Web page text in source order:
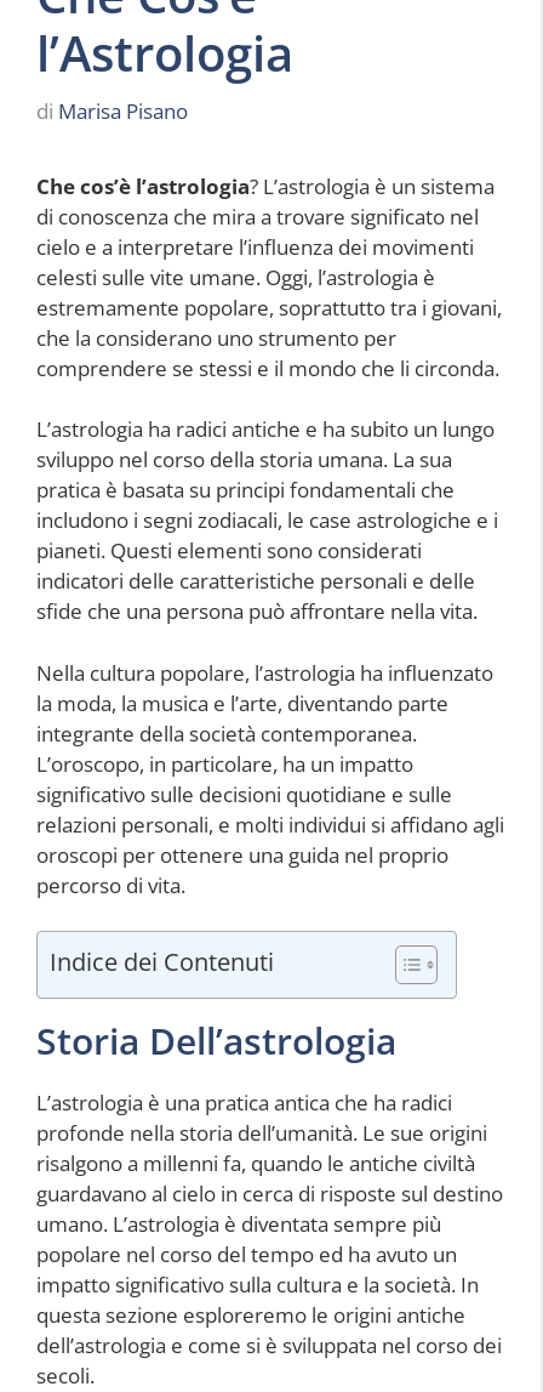
l’Astrologia
di Marisa Pisano
Che cos’è l’astrologia? L’astrologia è un sistema
di conoscenza che mira a trovare significato nel
cielo e a interpretare l’influenza dei movimenti
celesti sulle vite umane. Oggi, l’astrologia è
estremamente popolare, soprattutto tra i giovani,
che la considerano uno strumento per
comprendere se stessi e il mondo che li circonda.
L’astrologia ha radici antiche e ha subito un lungo
sviluppo nel corso della storia umana. La sua
pratica è basata su principi fondamentali che
includono i segni zodiacali, le case astrologiche e i
pianeti. Questi elementi sono considerati
indicatori delle caratteristiche personali e delle
sfide che una persona può affrontare nella vita.
Nella cultura popolare, l’astrologia ha influenzato
la moda, la musica e l’arte, diventando parte
integrante della società contemporanea.
L’oroscopo, in particolare, ha un impatto
significativo sulle decisioni quotidiane e sulle
relazioni personali, e molti individui si affidano agli
oroscopi per ottenere una guida nel proprio
percorso di vita.
Indice dei Contenuti
Storia Dell’astrologia
L’astrologia è una pratica antica che ha radici
profonde nella storia dell’umanità. Le sue origini
risalgono a millenni fa, quando le antiche civiltà
guardavano al cielo in cerca di risposte sul destino
umano. L’astrologia è diventata sempre più
popolare nel corso del tempo ed ha avuto un
impatto significativo sulla cultura e la società. In
questa sezione esploreremo le origini antiche
dell’astrologia e come si è sviluppata nel corso dei
secoli.